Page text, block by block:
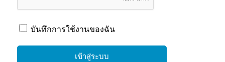
บันทึกการใช้งานของฉัน